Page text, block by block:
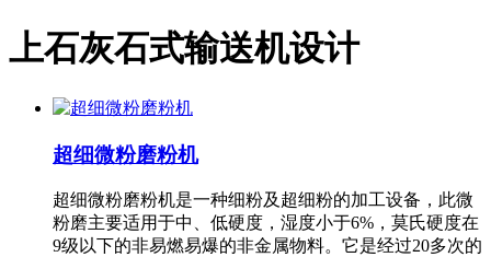
上石灰石式输送机设计
超细微粉磨粉机
超细微粉磨粉机是一种细粉及超细粉的加工设备，此微
粉磨主要适用于中、低硬度，湿度小于6%，莫氏硬度在
9级以下的非易燃易爆的非金属物料。它是经过20多次的